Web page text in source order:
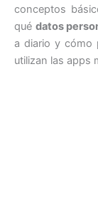
conceptos
qué datos
a diario y cómo
utilizan las apps